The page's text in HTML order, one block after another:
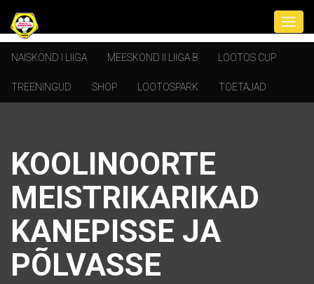
NAISKOND I LIIGA MEESKOND II LIIGA B LOOTOS CUP
TREENINGUD SHOP LOOTOSPARK TOETAJAD
KOOLINOORTE
MEISTRIKARIKAD
KANEPISSE JA
PÕLVASSE